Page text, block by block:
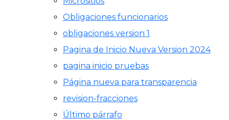
Obligaciones funcionarios
obligaciones version 1
Pagina de Inicio Nueva Version 2024
pagina inicio pruebas
Página nueva para transparencia
revision-fracciones
Último párrafo